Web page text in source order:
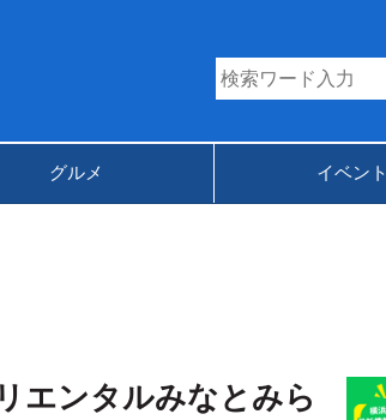
グルメ イベント
エンタルみなとみら